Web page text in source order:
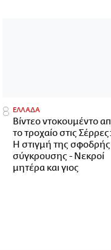
ΕΛΛΑΔΑ
Βίντεο ντοκουμέντο
το τροχαίο στις Σέρρες:
Η στιγμή της σφοδρής
σύγκρουσης - Νεκροί
μητέρα και γιος